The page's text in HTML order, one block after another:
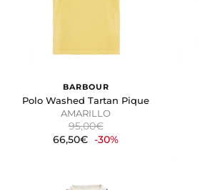
BARBOUR
Polo Washed Tartan Pique
AMARILLO
95,00€
66,50€ -30%